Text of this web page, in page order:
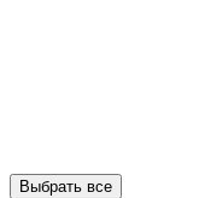
Выбрать все